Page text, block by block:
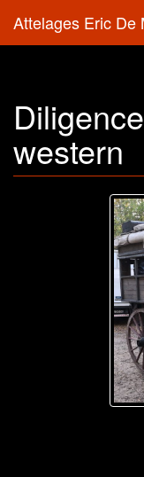
Attelages Eric De
western